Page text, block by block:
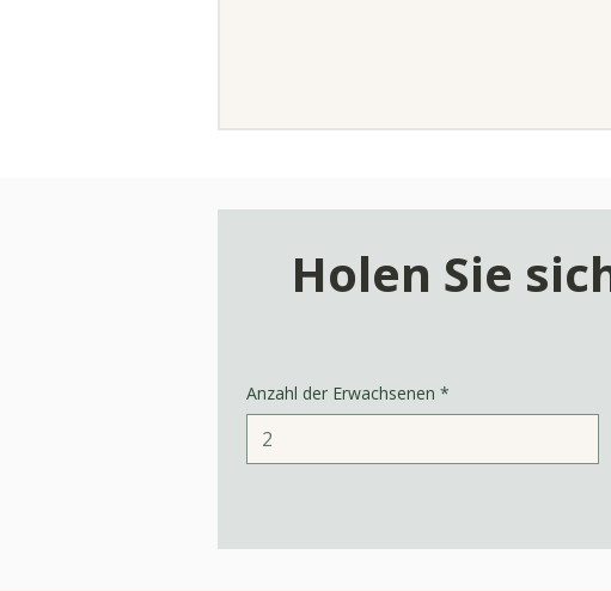
Holen Sie
Anzahl der Erwachsenen *